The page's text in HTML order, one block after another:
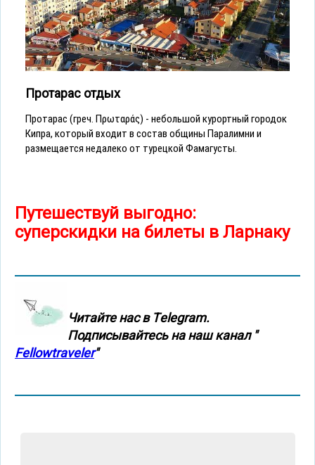
Протарас отдых
Протарас (греч. Πρωταράς) - небольшой курортный городок
Кипра, который входит в состав общины Паралимни и
размещается недалеко от турецкой Фамагусты.
Путешествуй выгодно:
суперскидки на билеты в Ларнаку
Читайте нас в Тelegram.
Подписывайтесь на наш канал "
Fellowtraveler"